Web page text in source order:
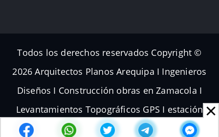
Todos los derechos reservados Copyright ©
2026 Arquitectos Planos Arequipa I Ingenieros
Diseños I Construcción obras en Zamacola I
Levantamientos Topográficos GPS I estación
total Dron I Volador Planos de Subdivisiones I